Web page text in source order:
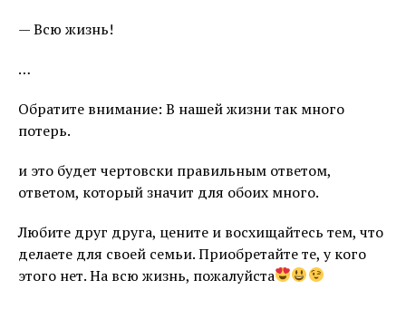
— Всю жизнь!
…
Обратите внимание: В нашей жизни так много
потерь.
и это будет чертовски правильным ответом,
ответом, который значит для обоих много.
Любите друг друга, цените и восхищайтесь тем, что
делаете для своей семьи. Приобретайте те, у кого
этого нет. На всю жизнь, пожалуйста